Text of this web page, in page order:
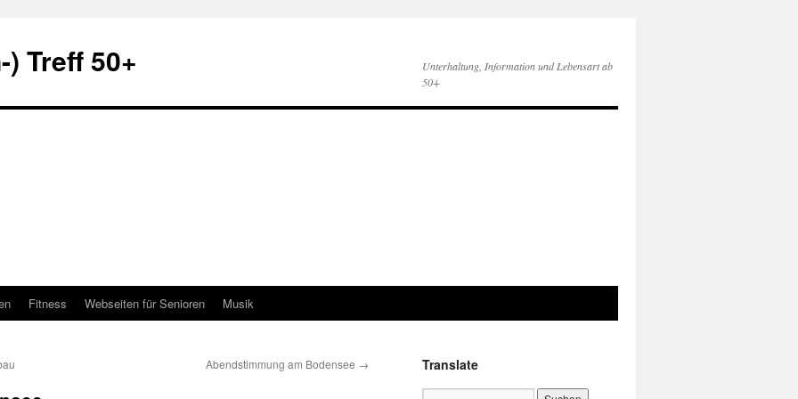
Treff 50+
Unterhaltung, Information und Lebensart ab
50+
Fitness Webseiten für Senioren Musik
Abendstimmung am Bodensee → Translate